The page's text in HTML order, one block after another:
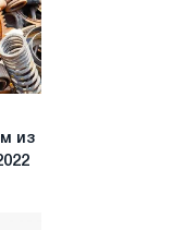
из